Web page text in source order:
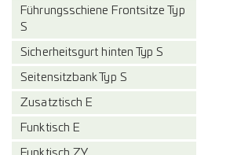
Führungsschiene Frontsitze Typ
S
Sicherheitsgurt hinten Typ S
Seitensitzbank Typ S
Zusatztisch E
Funktisch E